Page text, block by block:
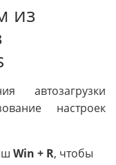
из
автозагрузки
настроек
Win + R, чтобы